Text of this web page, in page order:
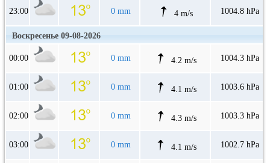
23:00 0 mm 4 m/s 1004.8 hPa
Воскресенье 09-08-2026
00:00 0 mm 4.2 m/s 1004.3 hPa
01:00 0 mm 4.1 m/s 1003.6 hPa
02:00 0 mm 4.3 m/s 1003.3 hPa
03:00 0 mm 4.1 m/s 1002.7 hPa